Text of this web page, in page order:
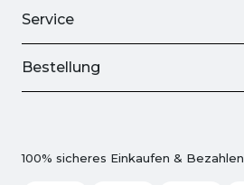
Service
Bestellung
100% sicheres Einkaufen & Bezahlen